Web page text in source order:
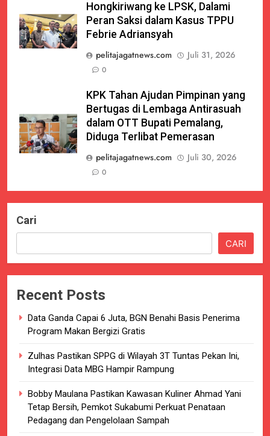
Hongkiriwang ke LPSK, Dalami
Peran Saksi dalam Kasus TPPU
Febrie Adriansyah
pelitajagatnews.com
Juli 31, 2026
0
KPK Tahan Ajudan Pimpinan yang
Bertugas di Lembaga Antirasuah
dalam OTT Bupati Pemalang,
Diduga Terlibat Pemerasan
pelitajagatnews.com
Juli 30, 2026
0
Cari
CARI
Recent Posts
Data Ganda Capai 6 Juta, BGN Benahi Basis Penerima
Program Makan Bergizi Gratis
Zulhas Pastikan SPPG di Wilayah 3T Tuntas Pekan Ini,
Integrasi Data MBG Hampir Rampung
Bobby Maulana Pastikan Kawasan Kuliner Ahmad Yani
Tetap Bersih, Pemkot Sukabumi Perkuat Penataan
Pedagang dan Pengelolaan Sampah